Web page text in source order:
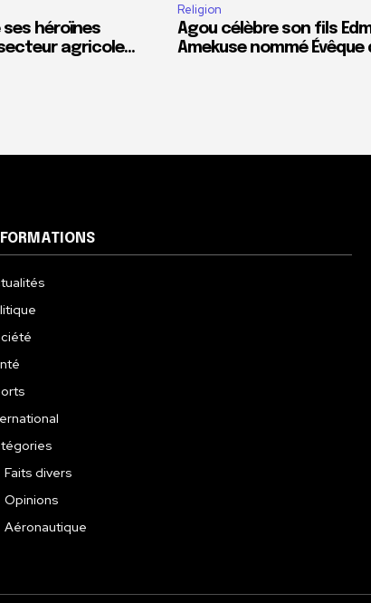
ses héroïnes
agricole…
Religion
Agou célèbre son fils
Amekuse nommé Évêque
Faits divers
Opinions
Aéronautique